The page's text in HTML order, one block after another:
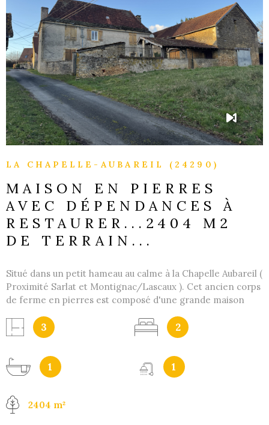
NOUS
LA CHAPELLE-AUBAREIL (24290)
MAISON EN PIERRES
AVEC DÉPENDANCES À
RESTAURER...2404 M2
DE TERRAIN...
Situé dans un petit hameau au calme à la Chapelle Aubareil (
Proximité Sarlat et Montignac/Lascaux ). Cet ancien corps
de ferme en pierres est composé d'une grande maison
q'un bâtiment sur une parcelle indépendante Maisons de
130 m2 habitable sur 2 niveaux avec combles aménageables
attenante de 56 m2 au sol avec possibilité d'aménager
l'étage et de l'autre coté un garage de 40 m2. La maison se
/ salle à manger et salon, une salle de bains et wc
3 2
1 1
2404 m²
VOIR LE BIEN